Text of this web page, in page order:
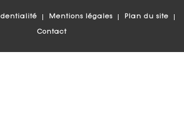
Mentions légales Plan du site
Contact